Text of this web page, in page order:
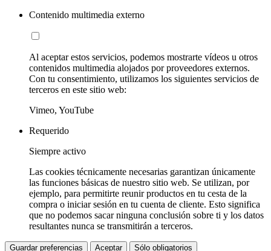
Contenido multimedia externo
Al aceptar estos servicios, podemos mostrarte vídeos u otros
contenidos multimedia alojados por proveedores externos.
Con tu consentimiento, utilizamos los siguientes servicios de
terceros en este sitio web:
Vimeo, YouTube
Requerido
Siempre activo
Las cookies técnicamente necesarias garantizan únicamente
las funciones básicas de nuestro sitio web. Se utilizan, por
ejemplo, para permitirte reunir productos en tu cesta de la
compra o iniciar sesión en tu cuenta de cliente. Esto significa
que no podemos sacar ninguna conclusión sobre ti y los datos
resultantes nunca se transmitirán a terceros.
Guardar preferencias Aceptar Sólo obligatorios